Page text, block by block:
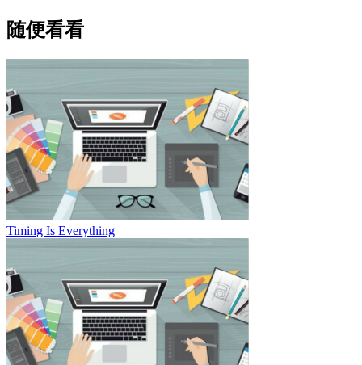
随便看看
Timing Is Everything